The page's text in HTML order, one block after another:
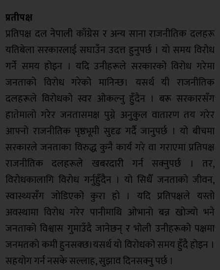
प्रतीपक्ष
प्रतिपक्ष दल नेपाली काँग्रेस र अन्य साना राजनीतिक दलहरू
यतिबेला सरकारलाई सघाउँन उदत्त हुनुपर्छ । यो समय विरोध
गर्ने समय होइन । यदि उनीहरूले सरकारको विरोध गरेमा
जनताको विरोध गरेको मानिन्छ। यसर्थ यी राजनीतिक
दलहरूले विरोधको स्वर ओकल्नु हुँदैन । बरू सरकारसँग
हातेमालो गरेर जनतासमक्ष पुग्ने अनुकुल वातारण तय गरेर
आफ्नो राजनीतिक पृष्ठभूमी सुदृढ गर्दै जानुपर्छ । यो बीचमा
सरकारले जनताका विरुद्ध कुनै कार्य गरे वा गराएमा प्रतिपक्ष
राजनीतिक दलहरूले खबरदारी गर्न सक्नुपर्छ । तर,
विरोधकालागि विरोध गर्नुहुँदैन । यो सिधैँ जनताको जीवन,
स्वास्थ्यसँग जोडिएको कुरा हो । यदि प्रतिपक्षले यस्तो
अवस्थामा विरोध गरेर पानीमाथि ओभानो बन्न खोज्यो भने
जनताको विश्वास गुमाउँदै जानेछन् र भोली उनीहरूको पक्षमा
जनमतको कमी हुनसक्छ।यसर्थ यो विरोधको समय हुँदै होइन ।
सहयोग गर्न नसके सल्लाह, सुझाव दिनसक्नु पर्छ ।